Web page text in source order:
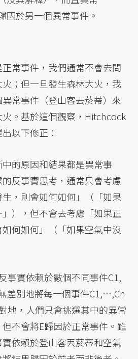
因於另一個異常事件。
正常事件，我們通常不會去問
；但一旦發生森林大火，我
常事件（登山客丟菸蒂）來
。基於這個觀察，Hitchcock
以下修正：
的原因和結果都是異常事
反事實思考，通常只會考慮
生，則會如何如何」（「如果
），但不會去考慮「如果正
何如何」（「如果空氣中沒
事實依賴於數個不同事件C1,
差別地將每一個事件C1,…,Cn
地，人們只會挑選其中的異常
不會將E歸因於正常事件。雖
依賴於登山客丟菸蒂和空氣